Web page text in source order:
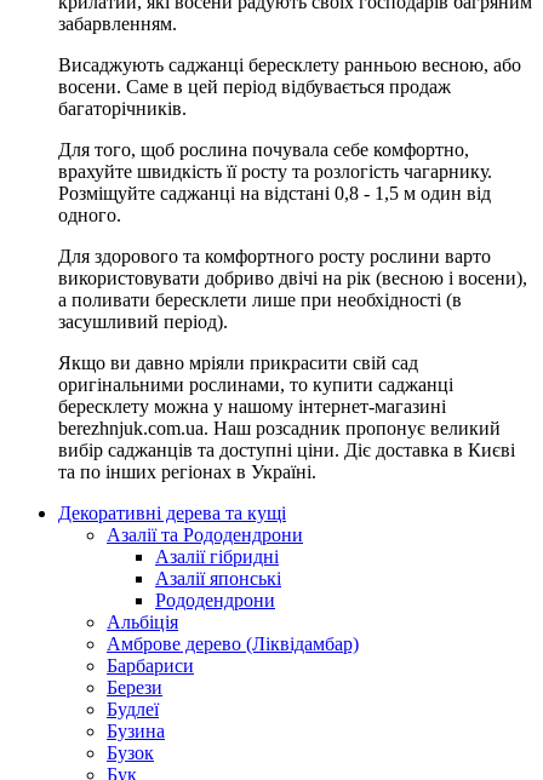
забарвленням.
Висаджують саджанці бересклету ранньою весною, або
восени. Саме в цей період відбувається продаж
багаторічників.
Для того, щоб рослина почувала себе комфортно,
врахуйте швидкість її росту та розлогість чагарнику.
Розміщуйте саджанці на відстані 0,8 - 1,5 м один від
одного.
Для здорового та комфортного росту рослини варто
використовувати добриво двічі на рік (весною і восени),
а поливати бересклети лише при необхідності (в
засушливий період).
Якщо ви давно мріяли прикрасити свій сад
оригінальними рослинами, то купити саджанці
бересклету можна у нашому інтернет-магазині
berezhnjuk.com.ua. Наш розсадник пропонує великий
вибір саджанців та доступні ціни. Діє доставка в Києві
та по інших регіонах в Україні.
Декоративні дерева та кущі
Азалії та Рододендрони
Азалії гібридні
Азалії японські
Рододендрони
Альбіція
Амброве дерево (Ліквідамбар)
Барбариси
Берези
Будлеї
Бузина
Бузок
Бук